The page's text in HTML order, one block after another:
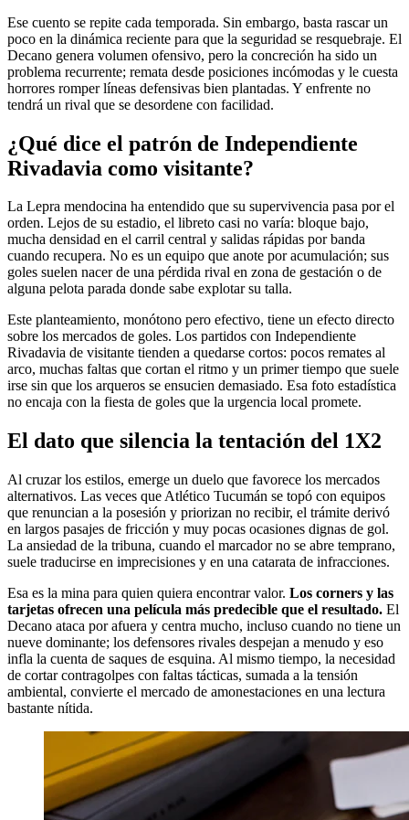
Ese cuento se repite cada temporada. Sin embargo, basta rascar un
poco en la dinámica reciente para que la seguridad se resquebraje. El
Decano genera volumen ofensivo, pero la concreción ha sido un
problema recurrente; remata desde posiciones incómodas y le cuesta
horrores romper líneas defensivas bien plantadas. Y enfrente no
tendrá un rival que se desordene con facilidad.
¿Qué dice el patrón de Independiente
Rivadavia como visitante?
La Lepra mendocina ha entendido que su supervivencia pasa por el
orden. Lejos de su estadio, el libreto casi no varía: bloque bajo,
mucha densidad en el carril central y salidas rápidas por banda
cuando recupera. No es un equipo que anote por acumulación; sus
goles suelen nacer de una pérdida rival en zona de gestación o de
alguna pelota parada donde sabe explotar su talla.
Este planteamiento, monótono pero efectivo, tiene un efecto directo
sobre los mercados de goles. Los partidos con Independiente
Rivadavia de visitante tienden a quedarse cortos: pocos remates al
arco, muchas faltas que cortan el ritmo y un primer tiempo que suele
irse sin que los arqueros se ensucien demasiado. Esa foto estadística
no encaja con la fiesta de goles que la urgencia local promete.
El dato que silencia la tentación del 1X2
Al cruzar los estilos, emerge un duelo que favorece los mercados
alternativos. Las veces que Atlético Tucumán se topó con equipos
que renuncian a la posesión y priorizan no recibir, el trámite derivó
en largos pasajes de fricción y muy pocas ocasiones dignas de gol.
La ansiedad de la tribuna, cuando el marcador no se abre temprano,
suele traducirse en imprecisiones y en una catarata de infracciones.
Esa es la mina para quien quiera encontrar valor. Los corners y las
tarjetas ofrecen una película más predecible que el resultado. El
Decano ataca por afuera y centra mucho, incluso cuando no tiene un
nueve dominante; los defensores rivales despejan a menudo y eso
infla la cuenta de saques de esquina. Al mismo tiempo, la necesidad
de cortar contragolpes con faltas tácticas, sumada a la tensión
ambiental, convierte el mercado de amonestaciones en una lectura
bastante nítida.